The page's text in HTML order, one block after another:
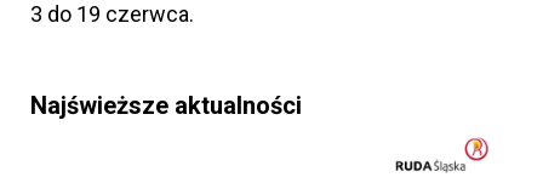
3 do 19 czerwca.
Najświeższe aktualności